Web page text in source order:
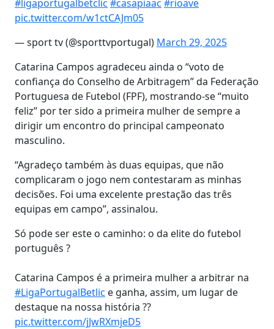
#ligaportugalbetclic #casapiaac #rioave
pic.twitter.com/w1ctCAJm05
— sport tv (@sporttvportugal) March 29, 2025
Catarina Campos agradeceu ainda o “voto de
confiança do Conselho de Arbitragem” da Federação
Portuguesa de Futebol (FPF), mostrando-se “muito
feliz” por ter sido a primeira mulher de sempre a
dirigir um encontro do principal campeonato
masculino.
“Agradeço também às duas equipas, que não
complicaram o jogo nem contestaram as minhas
decisões. Foi uma excelente prestação das três
equipas em campo”, assinalou.
Só pode ser este o caminho: o da elite do futebol
português ?
Catarina Campos é a primeira mulher a arbitrar na
#LigaPortugalBetlic e ganha, assim, um lugar de
destaque na nossa história ??
pic.twitter.com/jJwRXmjeD5